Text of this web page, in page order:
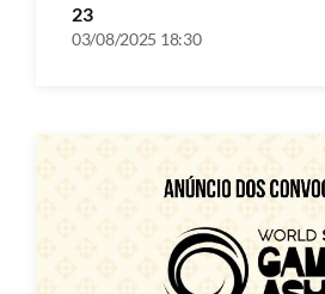
23
03/08/2025 18:30